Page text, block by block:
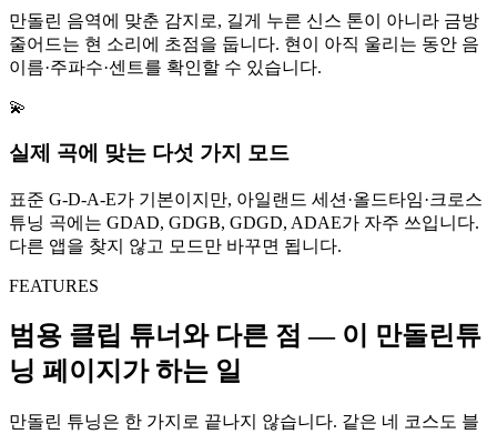
만돌린 음역에 맞춘 감지로, 길게 누른 신스 톤이 아니라 금방
줄어드는 현 소리에 초점을 둡니다. 현이 아직 울리는 동안 음
이름·주파수·센트를 확인할 수 있습니다.
💫
실제 곡에 맞는 다섯 가지 모드
표준 G-D-A-E가 기본이지만, 아일랜드 세션·올드타임·크로스
튜닝 곡에는 GDAD, GDGB, GDGD, ADAE가 자주 쓰입니다.
다른 앱을 찾지 않고 모드만 바꾸면 됩니다.
FEATURES
범용 클립 튜너와 다른 점 — 이 만돌린튜
닝 페이지가 하는 일
만돌린 튜닝은 한 가지로 끝나지 않습니다. 같은 네 코스도 블